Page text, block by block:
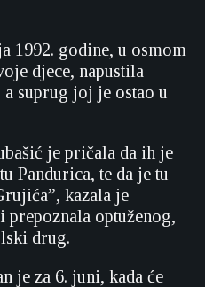
1992. godine, u osmom
djece, napustila
suprug joj je ostao u
je pričala da ih je
Pandurica, te da je tu
kazala je
optuženog,
drug.
je za 6. juni, kada će